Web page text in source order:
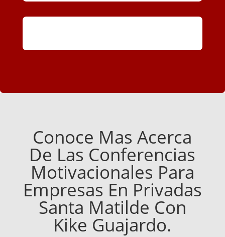
Conoce Mas Acerca
De Las Conferencias
Motivacionales Para
Empresas En Privadas
Santa Matilde Con
Kike Guajardo.